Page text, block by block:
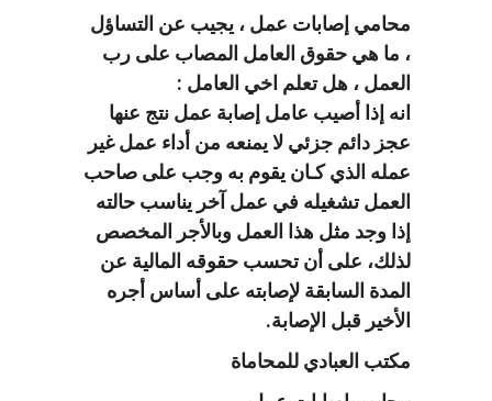
محامي إصابات عمل ، يجيب عن التساؤل
، ما هي حقوق العامل المصاب على رب
العمل ، هل تعلم اخي العامل :
انه إذا أصيب عامل إصابة عمل نتج عنها
عجز دائم جزئي لا يمنعه من أداء عمل غير
عمله الذي كـان يقوم به وجب على صاحب
العمل تشغيله في عمل آخر يناسب حالته
إذا وجد مثل هذا العمل وبالأجر المخصص
لذلك، على أن تحسب حقوقه المالية عن
المدة السابقة لإصابته على أساس أجره
الأخير قبل الإصابة.
مكتب العبادي للمحاماة